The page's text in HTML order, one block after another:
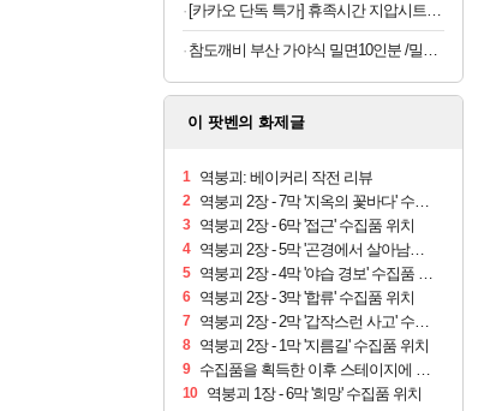
[카카오 단독 특가] 휴족시간 지압시트 4매입 x 5개
참도깨비 부산 가야식 밀면10인분 /밀면2kg+육수10봉 외 비빔,반반밀면
이 팟벤의 화제글
1 역붕괴: 베이커리 작전 리뷰
2 역붕괴 2장 - 7막 '지옥의 꽃바다' 수집품 위치
3 역붕괴 2장 - 6막 '접근' 수집품 위치
4 역붕괴 2장 - 5막 '곤경에서 살아남다' 수집품 위치
5 역붕괴 2장 - 4막 '야습 경보' 수집품 위치
6 역붕괴 2장 - 3막 '합류' 수집품 위치
7 역붕괴 2장 - 2막 '갑작스런 사고' 수집품 위치
8 역붕괴 2장 - 1막 '지름길' 수집품 위치
9 수집품을 획득한 이후 스테이지에 실패해도 괜찮습니다.
10 역붕괴 1장 - 6막 '희망' 수집품 위치